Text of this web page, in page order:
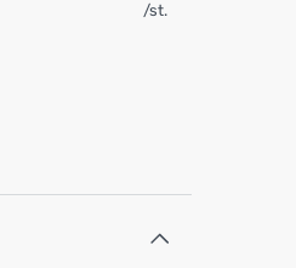
/st.